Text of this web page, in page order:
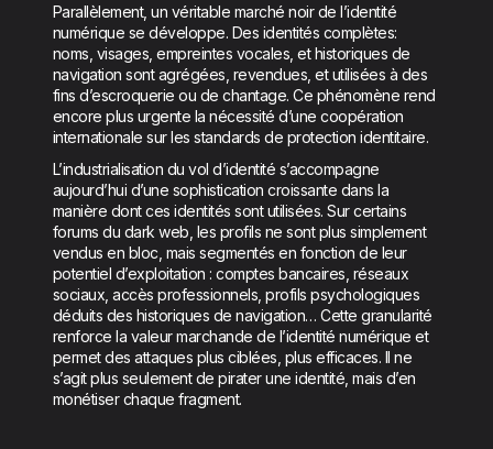
Parallèlement, un véritable marché noir de l’identité
numérique se développe. Des identités complètes:
noms, visages, empreintes vocales, et historiques de
navigation sont agrégées, revendues, et utilisées à des
fins d’escroquerie ou de chantage. Ce phénomène rend
encore plus urgente la nécessité d’une coopération
internationale sur les standards de protection identitaire.
L’industrialisation du vol d’identité s’accompagne
aujourd’hui d’une sophistication croissante dans la
manière dont ces identités sont utilisées. Sur certains
forums du dark web, les profils ne sont plus simplement
vendus en bloc, mais segmentés en fonction de leur
potentiel d’exploitation : comptes bancaires, réseaux
sociaux, accès professionnels, profils psychologiques
déduits des historiques de navigation… Cette granularité
renforce la valeur marchande de l’identité numérique et
permet des attaques plus ciblées, plus efficaces. Il ne
s’agit plus seulement de pirater une identité, mais d’en
monétiser chaque fragment.